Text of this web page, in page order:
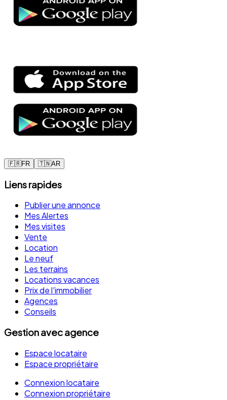
🇫🇷FR 🇹🇳AR
Liens rapides
Publier une annonce
Mes Alertes
Mes visites
Vente
Location
Le neuf
Les terrains
Locations vacances
Prix de l'immobilier
Agences
Conseils
Gestion avec agence
Espace locataire
Espace propriétaire
Connexion locataire
Connexion propriétaire